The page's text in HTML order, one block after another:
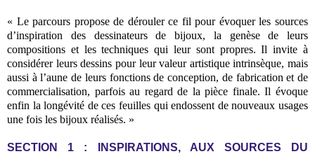
« Le parcours propose de dérouler ce fil pour évoquer les sources
d’inspiration des dessinateurs de bijoux, la genèse de leurs
compositions et les techniques qui leur sont propres. Il invite à
considérer leurs dessins pour leur valeur artistique intrinsèque, mais
aussi à l’aune de leurs fonctions de conception, de fabrication et de
commercialisation, parfois au regard de la pièce finale. Il évoque
enfin la longévité de ces feuilles qui endossent de nouveaux usages
une fois les bijoux réalisés. »
SECTION 1 : INSPIRATIONS, AUX SOURCES DU